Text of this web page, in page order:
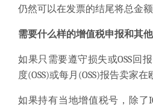
仍然可以在发票的结尾将总金额
需要什么样的增值税申报和其
如果只需要遵守损失或OSS回报
度(OSS)或每月 (OSS)报告卖家在
如果持有当地增值税号，除了